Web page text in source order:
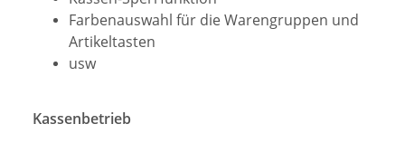
Farbenauswahl für die Warengruppen und
Artikeltasten
usw
Kassenbetrieb